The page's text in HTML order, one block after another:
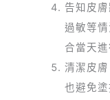
告知皮
過敏等
合當天進
清潔皮
也避免